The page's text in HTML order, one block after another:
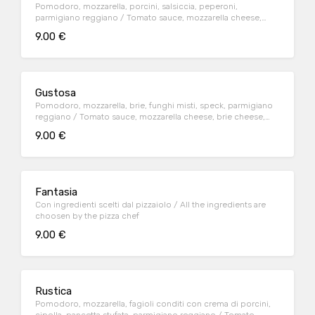
Pomodoro, mozzarella, porcini, salsiccia, peperoni,
parmigiano reggiano / Tomato sauce, mozzarella cheese,
cheese
9.00 €
Gustosa
Pomodoro, mozzarella, brie, funghi misti, speck, parmigiano
reggiano / Tomato sauce, mozzarella cheese, brie cheese,
9.00 €
Fantasia
Con ingredienti scelti dal pizzaiolo / All the ingredients are
choosen by the pizza chef
9.00 €
Rustica
Pomodoro, mozzarella, fagioli conditi con crema di porcini,